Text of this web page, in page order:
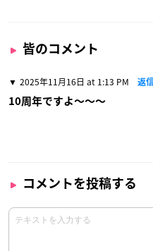
皆のコメント
2025年11月16日 at 1:13 PM 返
10周年ですよ〜〜〜
コメントを投稿する